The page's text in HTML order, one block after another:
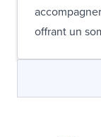
offrant un